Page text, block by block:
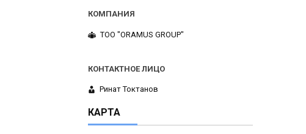
ТОО "ORAMUS GROUP"
Ринат Токтанов
КАРТА